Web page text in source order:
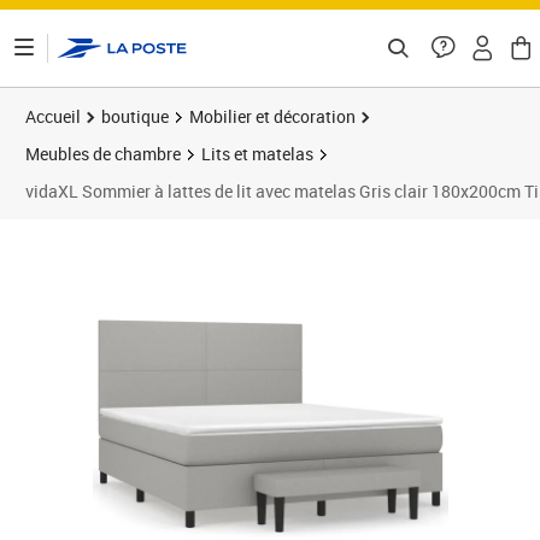
Accueil boutique
Mobilier et décoration
Meubles de chambre
Lits et matelas
vidaXL Sommier à lattes de lit avec matelas Gris clair 180x200cm